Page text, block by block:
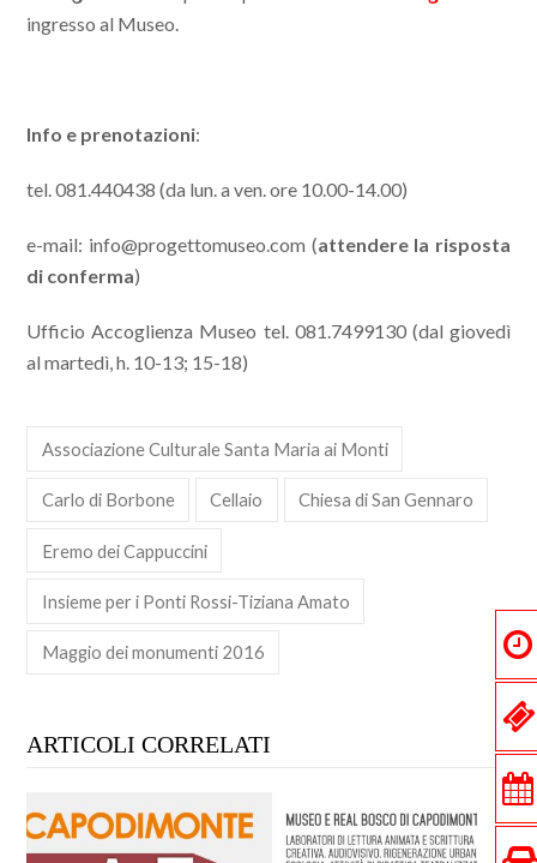
ingresso al Museo.
Info e prenotazioni:
tel. 081.440438 (da lun. a ven. ore 10.00-14.00)
e-mail: info@progettomuseo.com (attendere la risposta
di conferma)
Ufficio Accoglienza Museo tel. 081.7499130 (dal giovedì
al martedì, h. 10-13; 15-18)
Associazione Culturale Santa Maria ai Monti
Carlo di Borbone Cellaio Chiesa di San Gennaro
Eremo dei Cappuccini
Insieme per i Ponti Rossi-Tiziana Amato
Maggio dei monumenti 2016
ARTICOLI CORRELATI